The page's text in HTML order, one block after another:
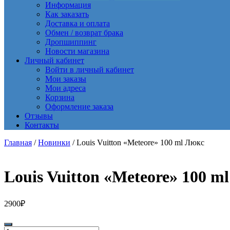
Информация
Как заказать
Доставка и оплата
Обмен / возврат брака
Дропшиппинг
Новости магазина
Личный кабинет
Войти в личный кабинет
Мои заказы
Мои адреса
Корзина
Оформление заказа
Отзывы
Контакты
Главная /Новинки / Louis Vuitton «Meteore» 100 ml Люкс
Louis Vuitton «Meteore» 100
2900₽